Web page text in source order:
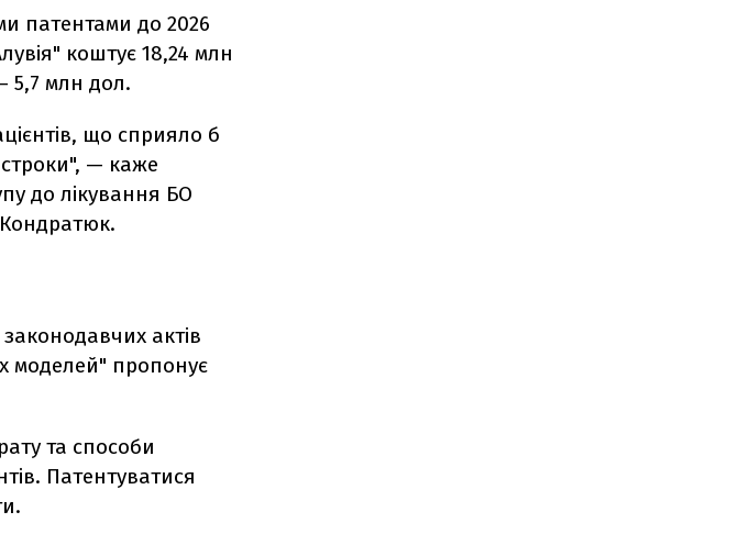
патентами до 2026
коштує 18,24 млн
5,7 млн дол.
що сприяло б
— каже
до лікування БО
актів
моделей" пропонує
та способи
Патентуватися